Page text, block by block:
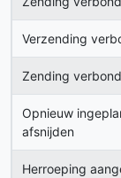
Verzending
Zending
Opnieuw
afsnijden
Herroeping